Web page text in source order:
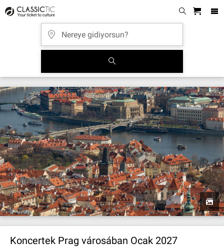
Koncertek Prag városában Ocak 2027